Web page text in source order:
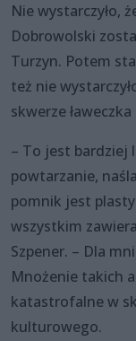
Nie wystarczyło,
Dobrowolski
Turzyn. Potem
też nie
skwerze
– To jest bardziej
powtarzanie,
pomnik jest
wszystkim
Szpener. – Dla
Mnożenie takich
katastrofalne w
kulturowego.